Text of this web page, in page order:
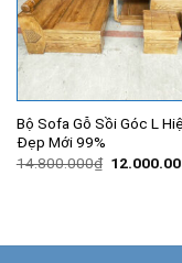
Bộ Sofa Gỗ Sồi Góc L
Đẹp Mới 99%
14.800.000₫ Giá